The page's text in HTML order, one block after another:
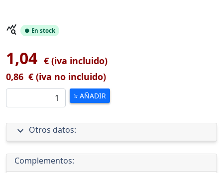
● En stock
query_stats
1,04 € (iva incluido)
0,86 € (iva no incluido)
add_shopping_cart AÑADIR
expand_more Otros datos:
Complementos: